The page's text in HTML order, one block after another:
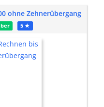
ohne Zehnerübergang
5 ★